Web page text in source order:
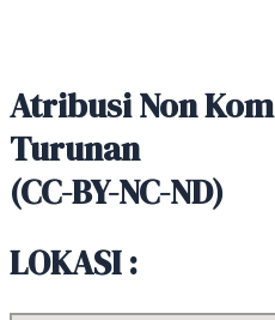
Atribusi Non
Turunan
(CC-BY-NC-ND)
LOKASI :